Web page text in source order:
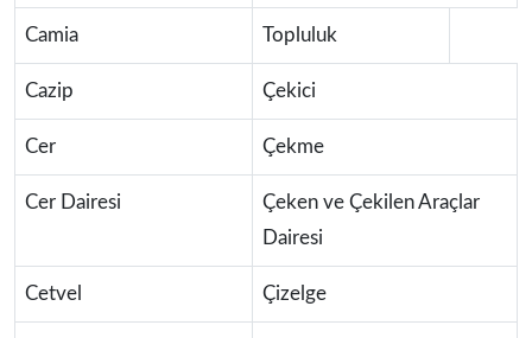
Camia Topluluk
Cazip Çekici
Cer Çekme
Cer Dairesi
Çeken ve Çekilen Araçlar
Dairesi
Cetvel Çizelge